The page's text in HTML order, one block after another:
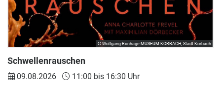
Schwellenrauschen
09.08.2026
11:00 bis 16:30 Uhr
© Wolfgang-Bonhage-MUSEUM KORBACH, Stadt Korbach